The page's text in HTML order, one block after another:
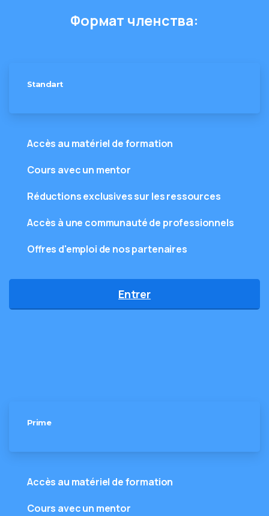
Формат членства:
Standart
Accès au matériel de formation
Cours avec un mentor
Réductions exclusives sur les ressources
Accès à une communauté de professionnels
Offres d'emploi de nos partenaires
Entrer
Prime
Accès au matériel de formation
Cours avec un mentor